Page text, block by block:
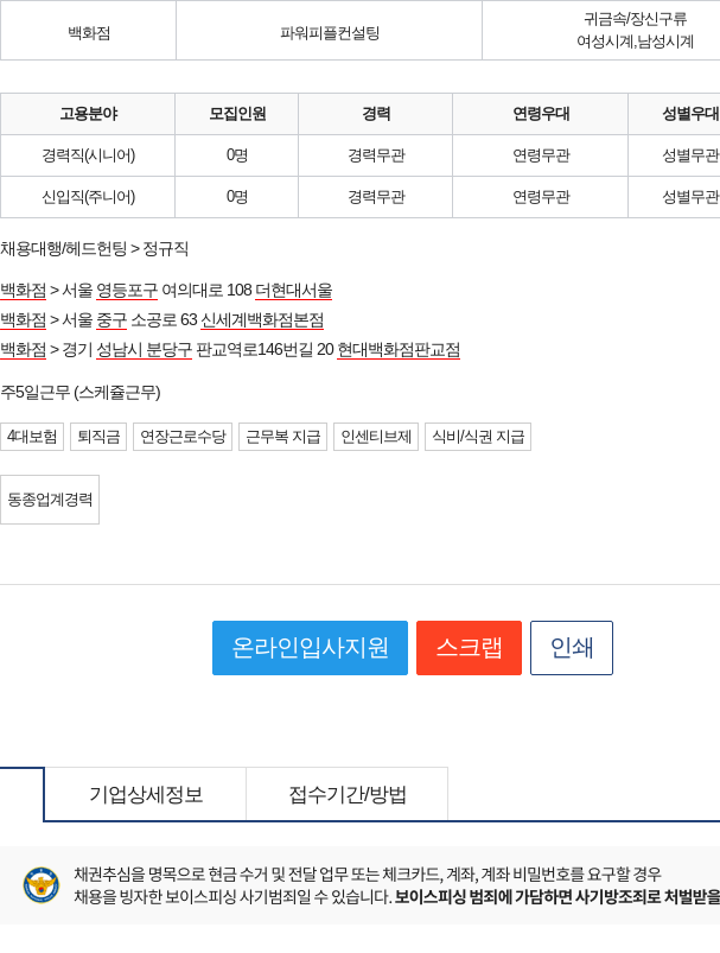
백화점 파워피플컨설팅
귀금속/장신구류
여성시계,남성시계
고용분야 모집인원 경력 연령우대 성별우대
경력직(시니어) 0명 경력무관 연령무관 성별무관
신입직(주니어) 0명 경력무관 연령무관 성별무관
채용대행/헤드헌팅 > 정규직
백화점 > 서울 영등포구 여의대로 108 더현대서울
백화점 > 서울 중구 소공로 63 신세계백화점본점
백화점 > 경기 성남시 분당구 판교역로146번길 20현대백화점판교점
주5일근무 (스케쥴근무)
4대보험 퇴직금 연장근로수당 근무복 지급 인센티브제 식비/식권 지급
동종업계경력
온라인입사지원 스크랩 인쇄
기업상세정보 접수기간/방법